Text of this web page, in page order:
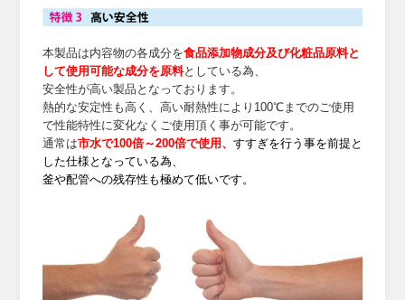
本製品は内容物の各成分を食品添加物成分及び化粧品原料と
して使用可能な成分を原料としている為、
安全性が高い製品となっております。
熱的な安定性も高く、高い耐熱性により100℃までのご使用
で性能特性に変化なくご使用頂く事が可能です。
通常は市水で100倍～200倍で使用、 すすぎを行う事を前提と
した仕様となっている為、
釜や配管への残存性も極めて低いです。